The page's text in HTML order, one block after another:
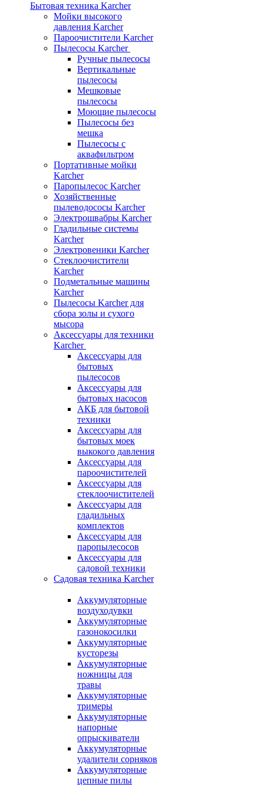
Бытовая техника Karcher
Мойки высокого
давления Karcher
Пароочистители Karcher
Пылесосы Karcher
Ручные пылесосы
Вертикальные
пылесосы
Мешковые
пылесосы
Моющие пылесосы
Пылесосы без
мешка
Пылесосы с
аквафильтром
Портативные мойки
Karcher
Паропылесос Karcher
Хозяйственные
пылеводососы Karcher
Электрошвабры Karcher
Гладильные системы
Karcher
Электровеники Karcher
Стеклоочистители
Karcher
Подметальные машины
Karcher
Пылесосы Karcher для
сбора золы и сухого
мысора
Аксессуары для техники
Karcher
Аксессуары для
бытовых
пылесосов
Аксессуары для
бытовых насосов
АКБ для бытовой
техники
Аксессуары для
бытовых моек
выкокого давления
Аксессуары для
пароочистителей
Аксессуары для
стеклоочистителей
Аксессуары для
гладильных
комплектов
Аксессуары для
паропылесосов
Аксессуары для
садовой техники
Садовая техника Karcher
Аккумуляторные
воздуходувки
Аккумуляторные
газонокосилки
Аккумуляторные
кусторезы
Аккумуляторные
ножницы для
травы
Аккумуляторные
тримеры
Аккумуляторные
напорные
опрыскиватели
Аккумуляторные
удалители сорняков
Аккумуляторные
цепные пилы